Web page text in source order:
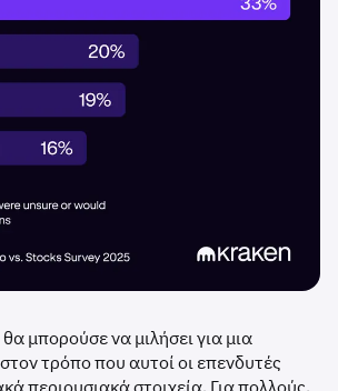
μπορούσε να μιλήσει για μια
τρόπο που αυτοί οι επενδυτές